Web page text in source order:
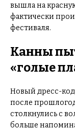
вышла на
фактически
фестиваля.
Канны
«голые
Новый дресс-
после
столкнулись с
больше